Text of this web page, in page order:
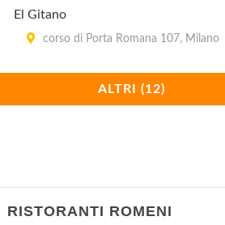
El Gitano
corso di Porta Romana 107, Milano
via Ruggero Bonghi 12, Milano
Moretti) 32, Milano
ALTRI (12)
RISTORANTI ROMENI